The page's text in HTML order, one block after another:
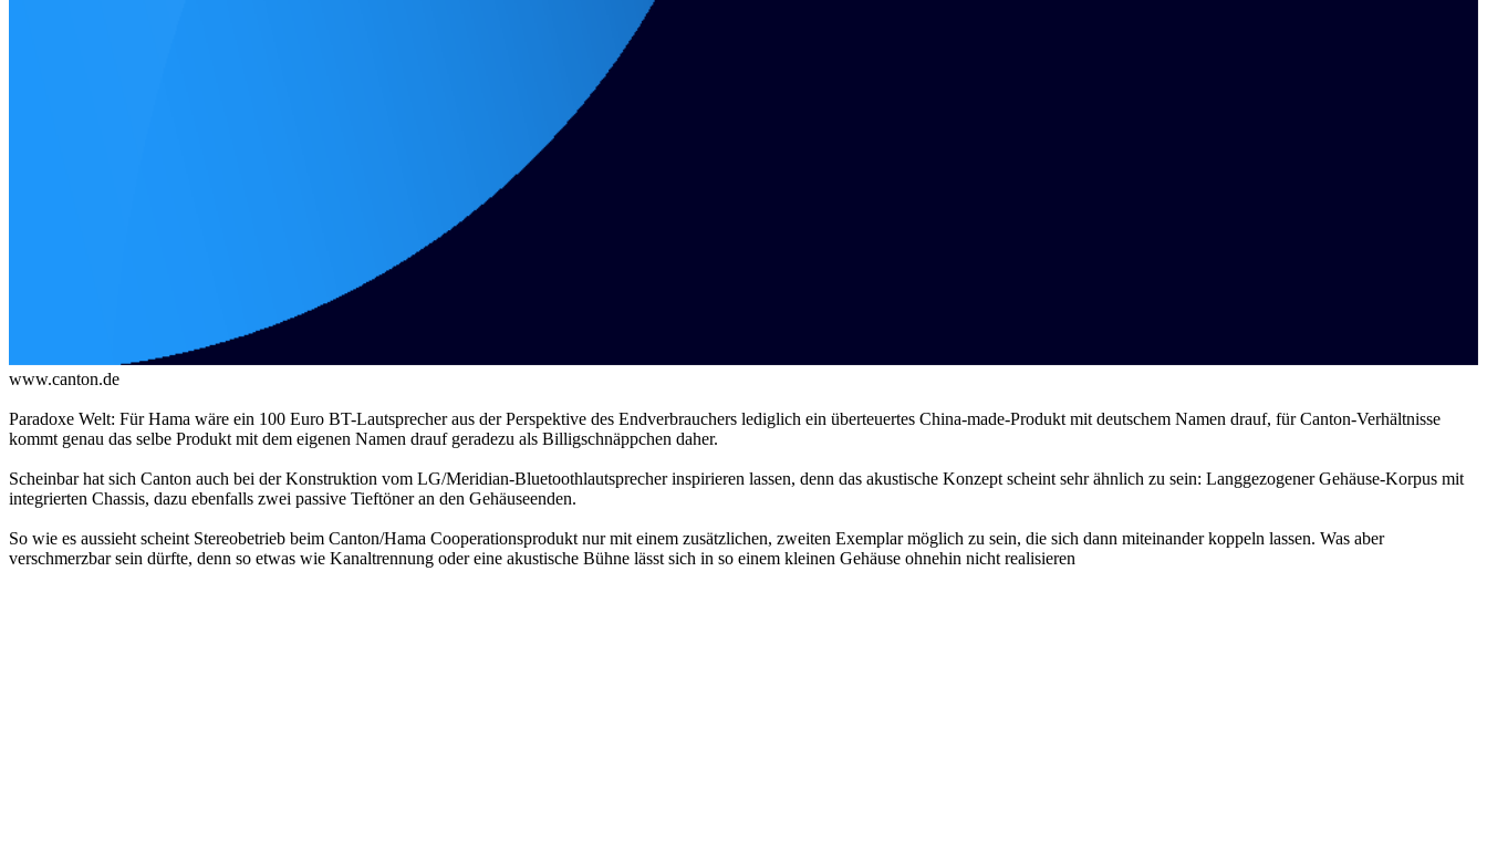
www.canton.de
Paradoxe Welt: Für Hama wäre ein 100 Euro BT-Lautsprecher aus der Perspektive des Endverbrauchers lediglich ein überteuertes China-made-Produkt mit deutschem Namen drauf, für Canton-Verhältnisse
kommt genau das selbe Produkt mit dem eigenen Namen drauf geradezu als Billigschnäppchen daher.
Scheinbar hat sich Canton auch bei der Konstruktion vom LG/Meridian-Bluetoothlautsprecher inspirieren lassen, denn das akustische Konzept scheint sehr ähnlich zu sein: Langgezogener Gehäuse-Korpus mit
integrierten Chassis, dazu ebenfalls zwei passive Tieftöner an den Gehäuseenden.
So wie es aussieht scheint Stereobetrieb beim Canton/Hama Cooperationsprodukt nur mit einem zusätzlichen, zweiten Exemplar möglich zu sein, die sich dann miteinander koppeln lassen. Was aber
verschmerzbar sein dürfte, denn so etwas wie Kanaltrennung oder eine akustische Bühne lässt sich in so einem kleinen Gehäuse ohnehin nicht realisieren